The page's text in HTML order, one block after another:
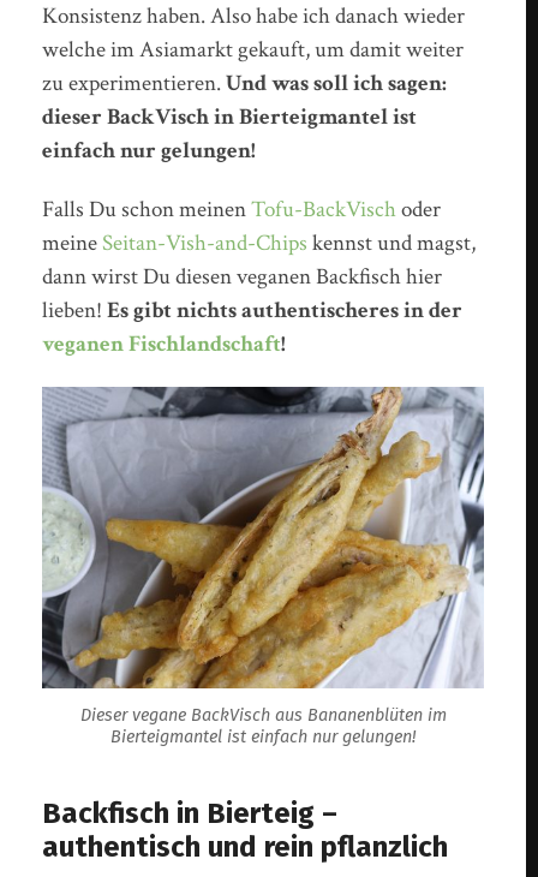
Konsistenz haben. Also habe ich danach wieder
welche im Asiamarkt gekauft, um damit weiter
zu experimentieren.Und was soll ich sagen:
dieser BackVisch in Bierteigmantel ist
einfach nur gelungen!
Falls Du schon meinenTofu-BackVischoder
meine Seitan-Vish-and-Chips kennst und magst,
dann wirst Du diesen veganen Backfisch hier
lieben!Es gibt nichts authentischeres in der
veganen Fischlandschaft!
Dieser vegane BackVisch aus Bananenblüten im
Bierteigmantel ist einfach nur gelungen!
Backfisch in Bierteig –
authentisch und rein pflanzlich